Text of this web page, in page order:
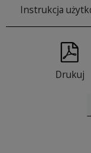
Instrukcja
Drukuj